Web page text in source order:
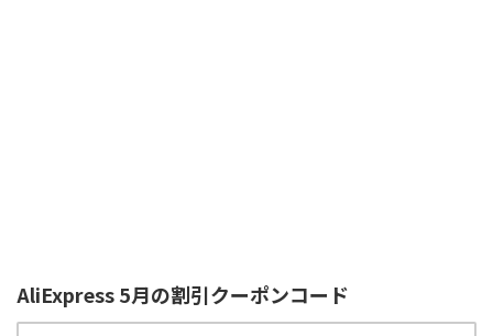
AliExpress 5月の割引クーポンコード